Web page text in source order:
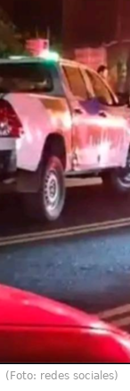
(Foto: redes sociales)